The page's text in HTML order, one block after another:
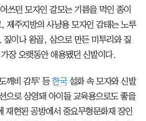
쓰던 모자인 갈모는 기름을 먹인 종이
제주지방의 사냥용 모자인 감태는 노루
짚이나 왕골, 삼으로 만든 미투리와 짚
장 오랫동안 애용됐던 신발이다.
깨비 감투' 등 한국설화 속 모자와 신발
으로 상영돼 아이들 교육용으로도 좋을
재현된 공방에서 중요무형문화재 장인